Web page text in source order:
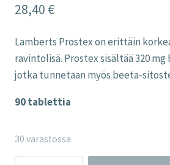
28,40 €
Lamberts Prostex on erittäin
ravintolisä. Prostex sisältää 320
jotka tunnetaan myös beeta-
90 tablettia
30 varastossa